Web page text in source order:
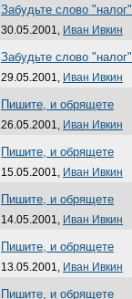
Забудьте слово "налог"
30.05.2001, Иван Ивкин
Забудьте слово "налог"
29.05.2001, Иван Ивкин
Пишите, и обрящете
26.05.2001, Иван Ивкин
Пишите, и обрящете
15.05.2001, Иван Ивкин
Пишите, и обрящете
14.05.2001, Иван Ивкин
Пишите, и обрящете
13.05.2001, Иван Ивкин
Пишите, и обрящете